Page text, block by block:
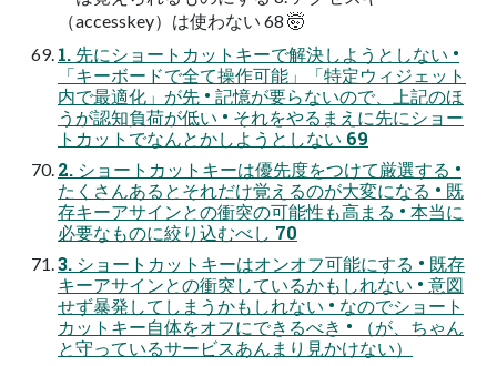
（accesskey）は使わない 68 🤯
1. 先にショートカットキーで解決しようとしない •
「キーボードで全て操作可能」「特定ウィジェット
内で最適化」が先 • 記憶が要らないので、上記のほ
うが認知負荷が低い • それをやるまえに先にショー
トカットでなんとかしようとしない 69
2. ショートカットキーは優先度をつけて厳選する •
たくさんあるとそれだけ覚えるのが大変になる • 既
存キーアサインとの衝突の可能性も高まる • 本当に
必要なものに絞り込むべし 70
3. ショートカットキーはオンオフ可能にする • 既存
キーアサインとの衝突しているかもしれない • 意図
せず暴発してしまうかもしれない • なのでショート
カットキー自体をオフにできるべき • （が、ちゃん
と守っているサービスあんまり見かけない）